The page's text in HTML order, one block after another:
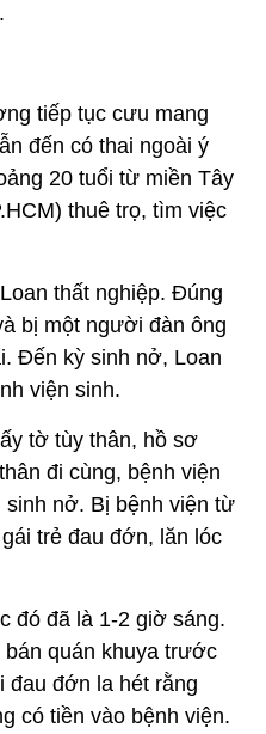
tiếp tục cưu mang
đến có thai ngoài ý
20 tuổi từ miền Tây
thuê trọ, tìm việc
thất nghiệp. Đúng
bị một người đàn ông
Đến kỳ sinh nở, Loan
viện sinh.
tờ tùy thân, hồ sơ
đi cùng, bệnh viện
sinh nở. Bị bệnh viện từ
trẻ đau đớn, lăn lóc
đó đã là 1-2 giờ sáng.
quán khuya trước
đau đớn la hét rằng
có tiền vào bệnh viện.